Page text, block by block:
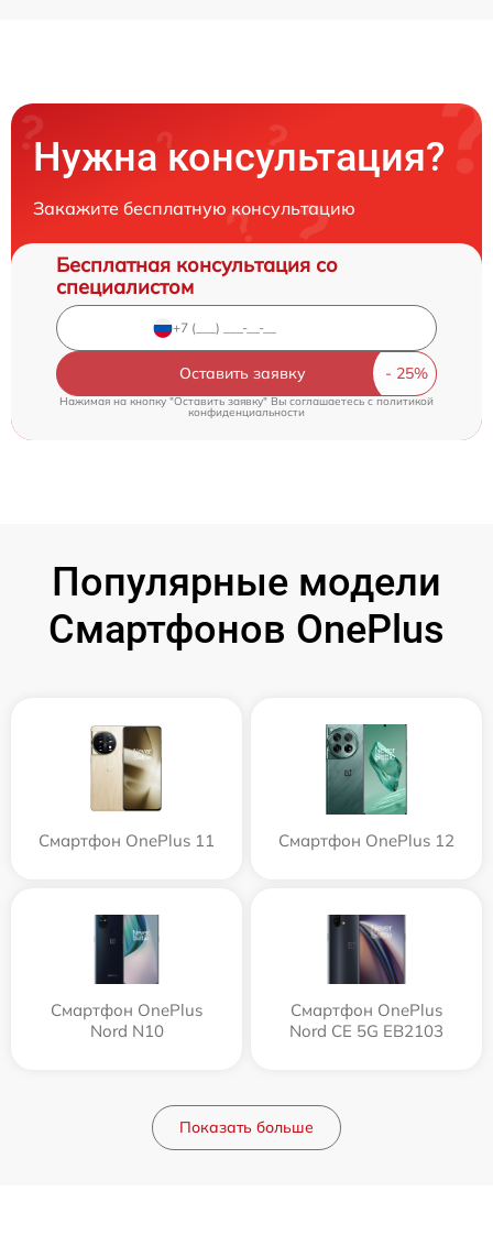
Нужна консультация?
Закажите бесплатную консультацию
Бесплатная консультация со
специалистом
Оставить заявку
Нажимая на кнопку "Оставить заявку" Вы соглашаетесь cполитикой
конфиденциальности
Популярные модели
Смартфонов OnePlus
Смартфон OnePlus 11 Смартфон OnePlus 12
Смартфон OnePlus
Nord N10
Смартфон OnePlus
Nord CE 5G EB2103
Показать больше